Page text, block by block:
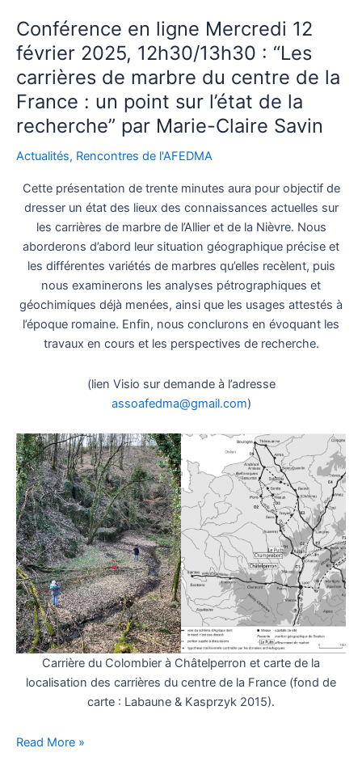
conférences/discussions
Conférence en ligne Mercredi 12
février 2025, 12h30/13h30 : “Les
carrières de marbre du centre de la
France : un point sur l’état de la
recherche” par Marie-Claire Savin
Actualités, Rencontres de l'AFEDMA
Cette présentation de trente minutes aura pour objectif de
dresser un état des lieux des connaissances actuelles sur
les carrières de marbre de l’Allier et de la Nièvre. Nous
aborderons d’abord leur situation géographique précise et
les différentes variétés de marbres qu’elles recèlent, puis
nous examinerons les analyses pétrographiques et
géochimiques déjà menées, ainsi que les usages attestés à
l’époque romaine. Enfin, nous conclurons en évoquant les
travaux en cours et les perspectives de recherche.
(lien Visio sur demande à l’adresse
assoafedma@gmail.com)
Carrière du Colombier à Châtelperron et carte de la
localisation des carrières du centre de la France (fond de
carte : Labaune & Kasprzyk 2015).
Conférence
Read More »